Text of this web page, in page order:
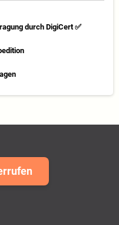
durch DigiCert ✅